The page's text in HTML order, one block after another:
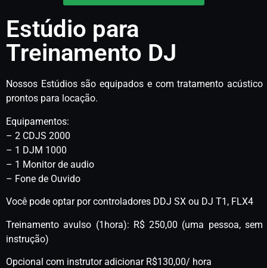
Estúdio para
Treinamento DJ
Nossos Estúdios são equipados e com tratamento acústico
prontos para locação.
Equipamentos:
– 2 CDJS 2000
– 1 DJM 1000
– 1 Monitor de audio
– Fone de Ouvido
Você pode optar por controladores DDJ SX ou DJ T1, FLX4
Treinamento avulso (1hora): R$ 250,00 (uma pessoa, sem
instrução)
Opcional com instrutor adicionar R$130,00/ hora